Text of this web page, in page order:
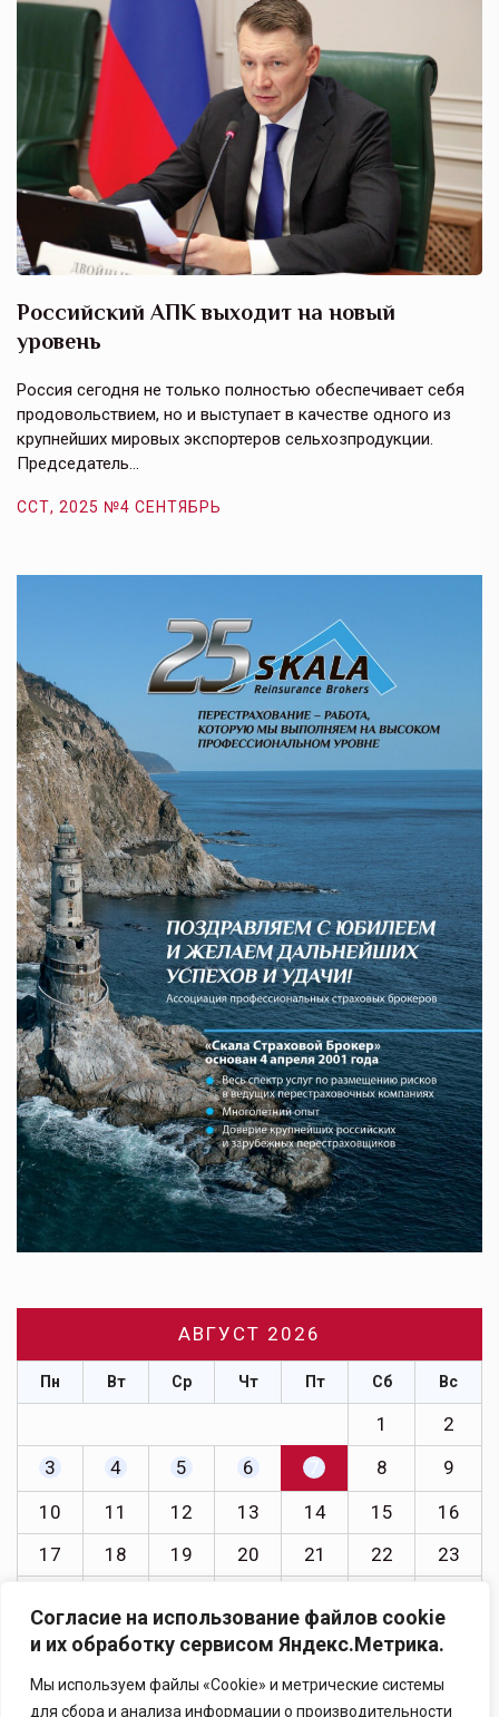
Согласие на использование файлов cookie
и их обработку сервисом Яндекс.Метрика.
Мы используем файлы «Cookie» и метрические системы
для сбора и анализа информации о производительности
Российский АПК выходит на новый
уровень
Россия сегодня не только полностью обеспечивает себя
продовольствием, но и выступает в качестве одного из
крупнейших мировых экспортеров сельхозпродукции.
Председатель…
ССТ, 2025 №4 СЕНТЯБРЬ
АВГУСТ 2026
Пн Вт Ср Чт Пт Сб Вс
1
2
3
4 5 6 7 8
9
10
11 12 13 14 15
16
17
18 19 20 21 22
23
31
« Июл